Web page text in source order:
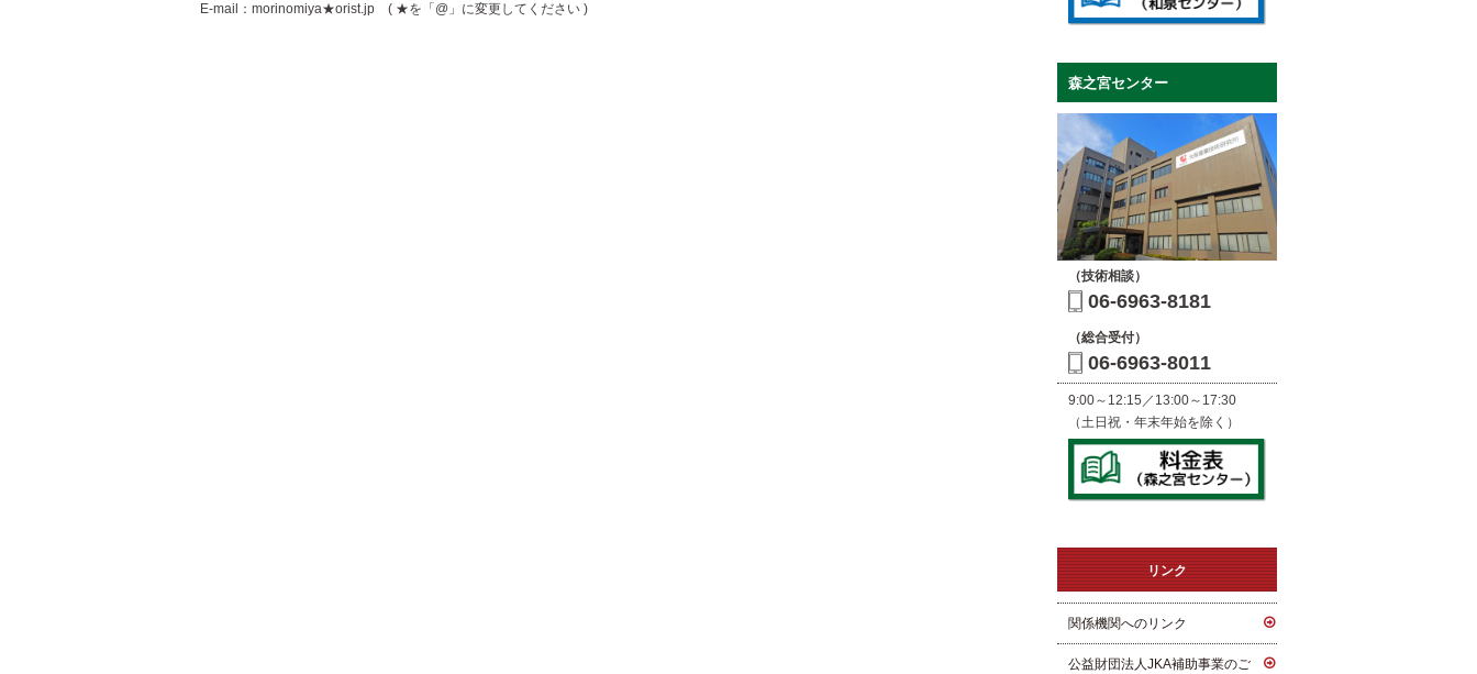
E-mail：morinomiya★orist.jp ( ★を「@」に変更してください )
森之宮センター
（技術相談）
06-6963-8181
（総合受付）
06-6963-8011
9:00～12:15／13:00～17:30
（土日祝・年末年始を除く）
リンク
関係機関へのリンク
公益財団法人JKA補助事業のご